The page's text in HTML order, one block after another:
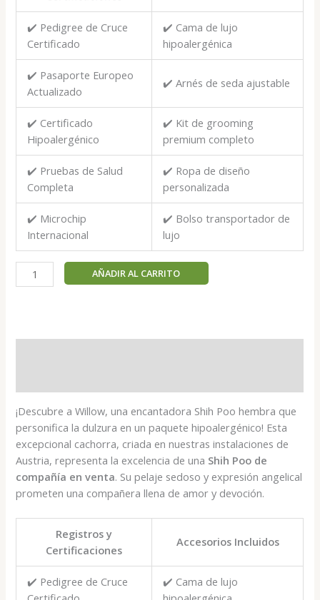
✔️ Pedigree de Cruce
Certificado
✔️ Cama de lujo
hipoalergénica
✔️ Pasaporte Europeo
Actualizado
✔️ Arnés de seda ajustable
✔️ Certificado
Hipoalergénico
✔️ Kit de grooming
premium completo
✔️ Pruebas de Salud
Completa
✔️ Ropa de diseño
personalizada
✔️ Microchip
Internacional
✔️ Bolso transportador de
lujo
Willow
-
AÑADIR AL CARRITO
¡Descubre a Willow, una encantadora Shih Poo hembra que
personifica la dulzura en un paquete hipoalergénico! Esta
excepcional cachorra, criada en nuestras instalaciones de
Austria, representa la excelencia de una Shih Poo de
compañía en venta. Su pelaje sedoso y expresión angelical
prometen una compañera llena de amor y devoción.
Registros y
Certificaciones
Accesorios Incluidos
✔️ Pedigree de Cruce
✔️ Cama de lujo